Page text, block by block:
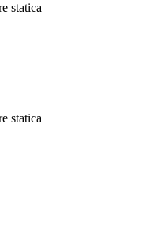
statica
statica